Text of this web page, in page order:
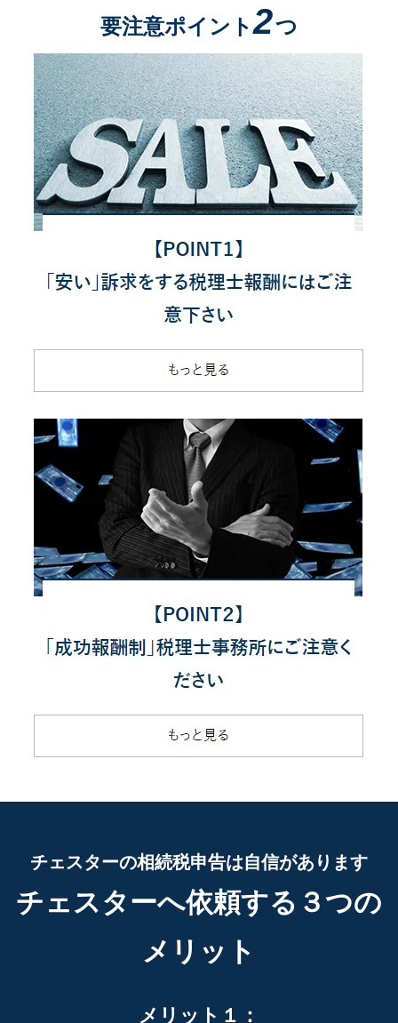
要注意ポイント2つ
チェスターの相続税申告は自信があります
チェスターへ依頼する３つの
メリット
メリット１：